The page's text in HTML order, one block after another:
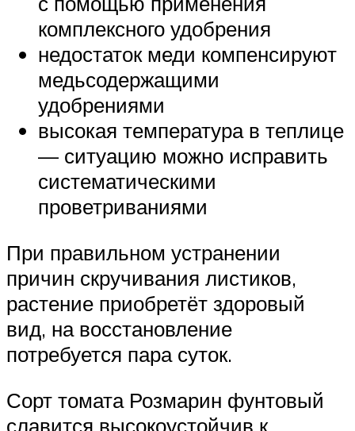
комплексного удобрения
недостаток меди компенсируют
медьсодержащими
удобрениями
высокая температура в теплице
— ситуацию можно исправить
систематическими
проветриваниями
При правильном устранении
причин скручивания листиков,
растение приобретёт здоровый
вид, на восстановление
потребуется пара суток.
Сорт томата Розмарин фунтовый
славится высокоустойчив к